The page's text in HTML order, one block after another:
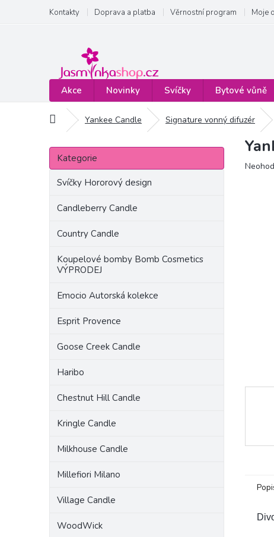
obsah
Kontakty Doprava a platba Věrnostní program Moje
Akce Novinky Svíčky Bytové vůně
Domů Yankee Candle Signature vonný difuzér
P
s
Přeskočit
kategorie
Kategorie
Svíčky Hororový design
Candleberry Candle
Country Candle
Koupelové bomby Bomb Cosmetics
VÝPRODEJ
Emocio Autorská kolekce
Esprit Provence
Goose Creek Candle
Haribo
Chestnut Hill Candle
Kringle Candle
Milkhouse Candle
Millefiori Milano
Village Candle
WoodWick